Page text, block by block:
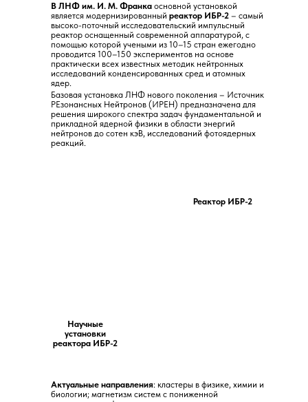
В ЛНФ им. И. М. Франка основной установкой
является модернизированный реактор ИБР-2 – самый
высоко-поточный исследовательский импульсный
реактор оснащенный современной аппаратурой, с
помощью которой учеными из 10–15 стран ежегодно
проводится 100–150 экспериментов на основе
практически всех известных методик нейтронных
исследований конденсированных сред и атомных
ядер.
Реактор ИБР-2
Научные
установки
реактора ИБР-2
Базовая установка ЛНФ нового поколения – Источник
РЕзонансных Нейтронов (ИРЕН) предназначена для
решения широкого спектра задач фундаментальной и
прикладной ядерной физики в области энергий
нейтронов до сотен кэВ, исследований фотоядерных
реакций.
Актуальные направления: кластеры в физике, химии и
биологии; магнетизм систем с пониженной